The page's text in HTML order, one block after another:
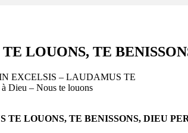
TE LOUONS, TE
EXCELSIS – LAUDAMUS TE
Dieu – Nous te louons
TE LOUONS, TE BENISSONS, DIEU